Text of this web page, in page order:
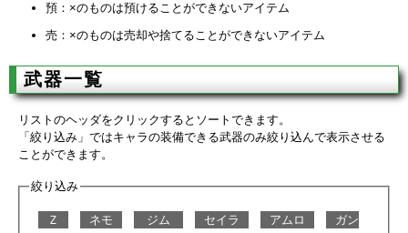
預：×のものは預けることができないアイテム
売：×のものは売却や捨てることができないアイテム
武器一覧
リストのヘッダをクリックするとソートできます。
「絞り込み」ではキャラの装備できる武器のみ絞り込んで表示させる
ことができます。
絞り込み
Ｚ ネモ ジム セイラ アムロ
ガン